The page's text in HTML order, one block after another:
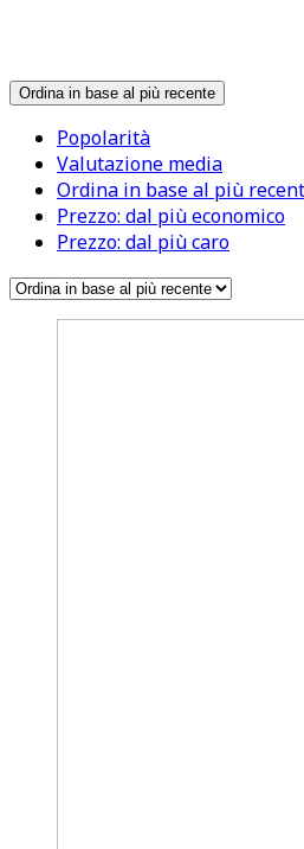
Ordina in base al più recente
Popolarità
Valutazione media
Ordina in base al più
Prezzo: dal più economico
Prezzo: dal più caro